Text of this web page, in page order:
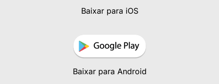
Baixar para iOS
Baixar para Android